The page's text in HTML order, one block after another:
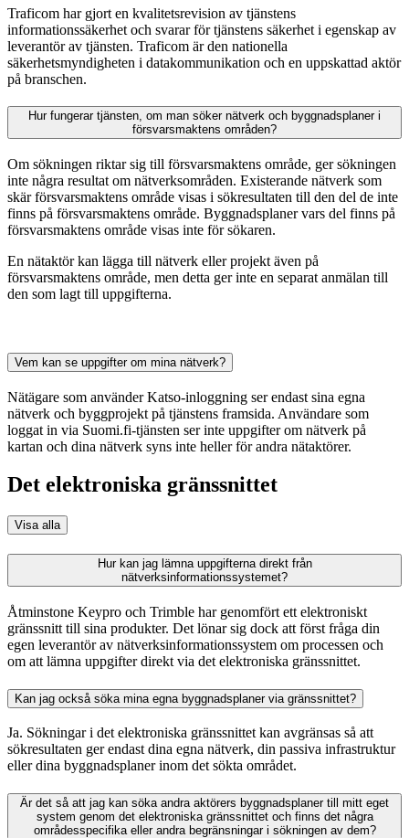
Traficom har gjort en kvalitetsrevision av tjänstens
informationssäkerhet och svarar för tjänstens säkerhet i egenskap av
leverantör av tjänsten. Traficom är den nationella
säkerhetsmyndigheten i datakommunikation och en uppskattad aktör
på branschen.
Hur fungerar tjänsten, om man söker nätverk och byggnadsplaner i
försvarsmaktens områden?
Om sökningen riktar sig till försvarsmaktens område, ger sökningen
inte några resultat om nätverksområden. Existerande nätverk som
skär försvarsmaktens område visas i sökresultaten till den del de inte
finns på försvarsmaktens område. Byggnadsplaner vars del finns på
försvarsmaktens område visas inte för sökaren.
En nätaktör kan lägga till nätverk eller projekt även på
försvarsmaktens område, men detta ger inte en separat anmälan till
den som lagt till uppgifterna.
Vem kan se uppgifter om mina nätverk?
Nätägare som använder Katso-inloggning ser endast sina egna
nätverk och byggprojekt på tjänstens framsida. Användare som
loggat in via Suomi.fi-tjänsten ser inte uppgifter om nätverk på
kartan och dina nätverk syns inte heller för andra nätaktörer.
Det elektroniska gränssnittet
Visa alla
Hur kan jag lämna uppgifterna direkt från
nätverksinformationssystemet?
Åtminstone Keypro och Trimble har genomfört ett elektroniskt
gränssnitt till sina produkter. Det lönar sig dock att först fråga din
egen leverantör av nätverksinformationssystem om processen och
om att lämna uppgifter direkt via det elektroniska gränssnittet.
Kan jag också söka mina egna byggnadsplaner via gränssnittet?
Ja. Sökningar i det elektroniska gränssnittet kan avgränsas så att
sökresultaten ger endast dina egna nätverk, din passiva infrastruktur
eller dina byggnadsplaner inom det sökta området.
Är det så att jag kan söka andra aktörers byggnadsplaner till mitt eget
system genom det elektroniska gränssnittet och finns det några
områdesspecifika eller andra begränsningar i sökningen av dem?